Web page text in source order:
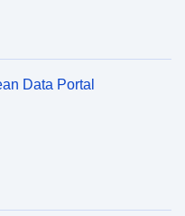
• Tunnustatud
2016.
Data Portal